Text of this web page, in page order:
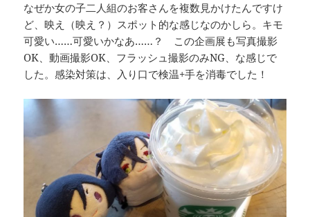
なぜか女の子二人組のお客さんを複数見かけたんですけ
ど、映え（映え？）スポット的な感じなのかしら。キモ
可愛い……可愛いかなあ……？ この企画展も写真撮影
OK、動画撮影OK、フラッシュ撮影のみNG、な感じで
した。感染対策は、入り口で検温+手を消毒でした！